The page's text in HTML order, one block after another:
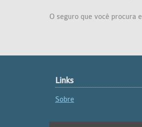
O seguro que você procura
Links
Sobre